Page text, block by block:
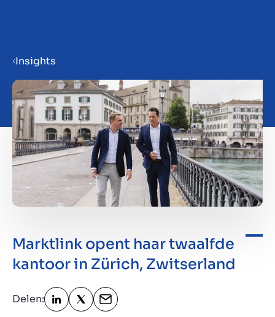
Bedrijf verkoopklaar maken
Bedrijf verkopen
Bedrijf kopen
Investeren
Insights
Over ons
Insights
Marktlink opent haar twaalfde
kantoor in Zürich, Zwitserland
Delen: